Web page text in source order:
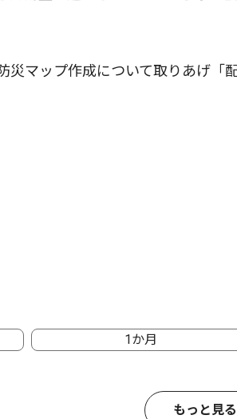
マップ作成について取りあげ「
1か月
もっと見る